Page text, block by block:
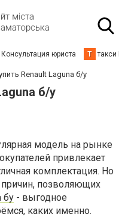
Консультация юриста Т такси
Renault Laguna б/у
б/у
модель на рынке
привлекает
комплектация. Но
позволяющих
бу - выгодное
каких именно.